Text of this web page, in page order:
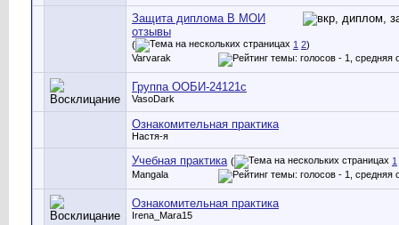
Защита диплома В МОИ
отзывы
( 1 2)
Varvarak
Группа ООБИ-24121с
VasoDark
Ознакомительная практика
Настя-я
Учебная практика (
1
Mangala
Ознакомительная практика
Irena_Mara15